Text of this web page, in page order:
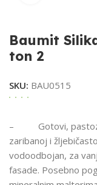
Baumit
ton 2
SKU: BAU0515
– Gotovi,
zaribanoj i
vodoodbojan, za
fasade. Posebno